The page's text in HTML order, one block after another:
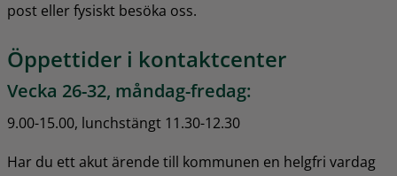
post eller fysiskt besöka oss.
Öppettider i kontaktcenter
Vecka 26-32, måndag-fredag:
9.00-15.00, lunchstängt 11.30-12.30
Har du ett akut ärende till kommunen en helgfri vardag